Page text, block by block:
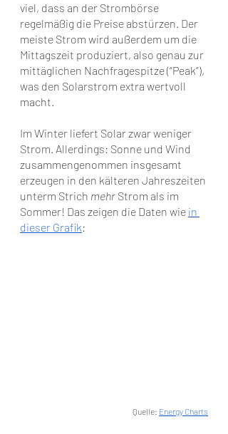
viel, dass an der Strombörse
regelmäßig die Preise abstürzen. Der
meiste Strom wird außerdem um die
Mittagszeit produziert, also genau zur
mittäglichen Nachfragespitze (“Peak”),
was den Solarstrom extra wertvoll
macht.
Im Winter liefert Solar zwar weniger
Strom. Allerdings: Sonne und Wind
zusammengenommen insgesamt
erzeugen in den kälteren Jahreszeiten
unterm Strich mehr Strom als im
Sommer! Das zeigen die Daten wie in
dieser Grafik:
Quelle: Energy Charts